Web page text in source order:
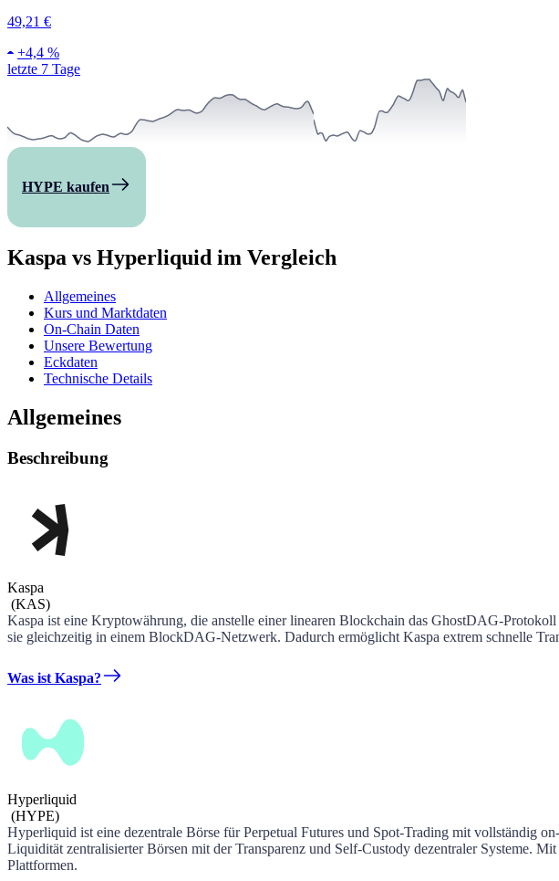
49,21 €
+4,4 %
letzte 7 Tage
HYPE kaufen
Kaspa vs Hyperliquid im Vergleich
Allgemeines
Kurs und Marktdaten
On-Chain Daten
Unsere Bewertung
Eckdaten
Technische Details
Allgemeines
Beschreibung
Kaspa
(KAS)
Kaspa ist eine Kryptowährung, die anstelle einer linearen Blockchain das GhostDAG-
sie gleichzeitig in einem BlockDAG-Netzwerk. Dadurch ermöglicht Kaspa extrem schnelle
Was ist Kaspa?
Hyperliquid
(HYPE)
Hyperliquid ist eine dezentrale Börse für Perpetual Futures und Spot-Trading mit vollständig
Liquidität zentralisierter Börsen mit der Transparenz und Self-Custody dezentraler Systeme.
Plattformen.